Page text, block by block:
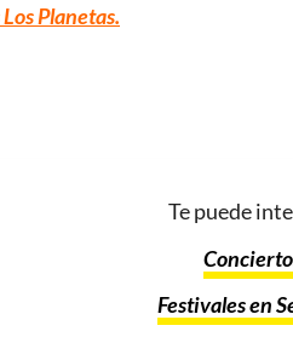
Planetas.
Te puede
Festivales en